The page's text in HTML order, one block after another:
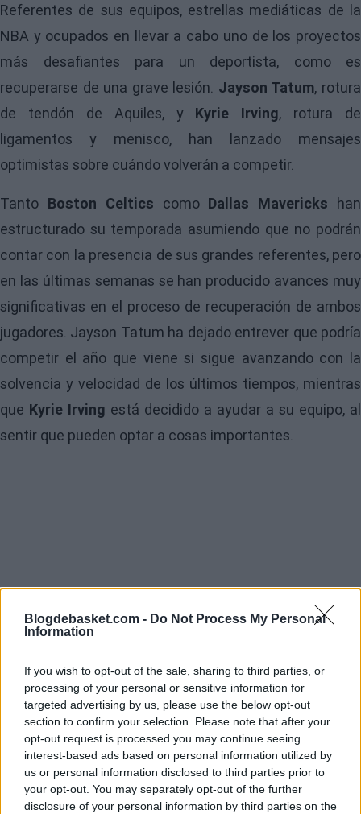
Blogdebasket.com - Do Not Process My Personal
Information
If you wish to opt-out of the sale, sharing to third parties, or
processing of your personal or sensitive information for
targeted advertising by us, please use the below opt-out
section to confirm your selection. Please note that after your
opt-out request is processed you may continue seeing
interest-based ads based on personal information utilized by
us or personal information disclosed to third parties prior to
your opt-out. You may separately opt-out of the further
disclosure of your personal information by third parties on the
Referentes de sus equipos, estrellas mediáticas de la
NBA y ocupados en llevar a cabo uno de los proyectos
más desafiantes para un deportista, como es
recuperarse de una grave lesión. Jayson Tatum, rotura
de tendón de Aquiles, y Kyrie Irving, rotura de
ligamentos y menisco, han lanzado mensajes
optimistas sobre cuándo volverán a competir.
Tanto Boston Celtics como Dallas Mavericks han
estructurado su temporada asumiendo que no podrán
contar con la presencia de sus grandes referentes, pero
en las últimas semanas se han producido avances muy
significativas en el proceso de recuperación de ambos
jugadores. Jayson Tatum ha dejado entrever que podría
competir el año que viene si sigue avanzando con la
solvencia y velocidad de los últimos tiempos, mientras
que Kyrie Irving está decidido a ayudar a su equipo, al
sentir que pueden optar a cosas importantes.
Cualquier imprevisto, o incluso sin necesidad de que se
produzca, hará queJayson Tatumsea conservador, a